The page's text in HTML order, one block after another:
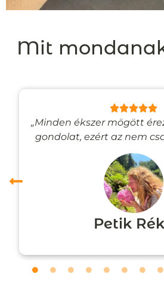
Mit
„Minden ékszer mögött
gondolat, ezért az nem
Petik